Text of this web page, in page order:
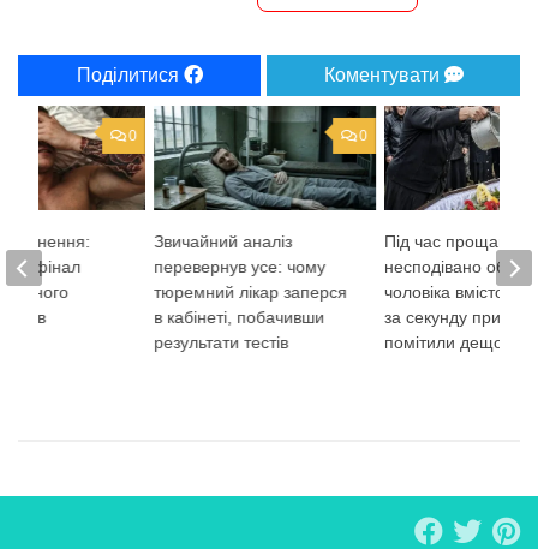
Поділитися Коментувати
0
Звичайний аналіз
перевернув усе: чому
тюремний лікар заперся
в кабінеті, побачивши
результати тестів
Під час прощання
несподівано
чоловіка вмістом
за секунду присутні
помітили дещо
0
фінал
в